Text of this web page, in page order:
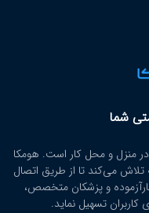
شما
منزل و محل کار است. هومکا
تلاش می‌کند تا از طریق اتصال
کارآزموده و پزشکان متخصص،
تسهیل نماید.